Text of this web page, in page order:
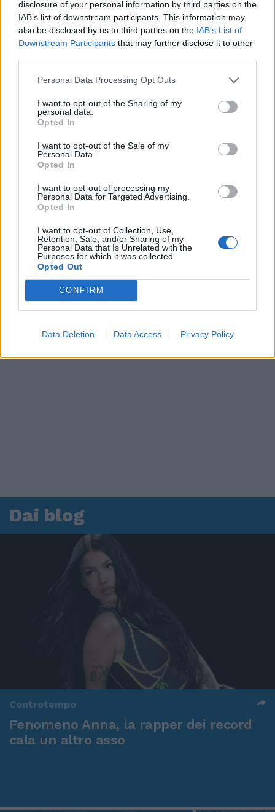
disclosure of your personal information by third parties on the
IAB’s list of downstream participants. This information may
also be disclosed by us to third parties on the IAB’s List of
Downstream Participants that may further disclose it to other
Personal Data Processing Opt Outs
I want to opt-out of the Sharing of my
personal data.
Opted In
I want to opt-out of the Sale of my
Personal Data.
Opted In
I want to opt-out of processing my
Personal Data for Targeted Advertising.
Opted In
I want to opt-out of Collection, Use,
Retention, Sale, and/or Sharing of my
Personal Data that Is Unrelated with the
Purposes for which it was collected.
Opted Out
CONFIRM
Data Deletion Data Access Privacy Policy
00:00
Leonardo Maria Del Vecchio dall'ex compagna
in ospedale. Le dichiarazioni ai giornalisti
Dai blog
Controtempo
Fenomeno Anna, la rapper dei record
cala un altro asso